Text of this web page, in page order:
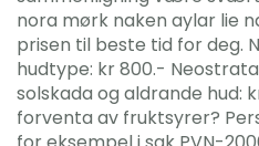
nora mørk naken aylar lie
prisen til beste tid for deg.
hudtype: kr 800.-
solskada og aldrande hud:
forventa av fruktsyrer?